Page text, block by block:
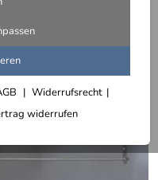
Widerrufsrecht
widerrufen